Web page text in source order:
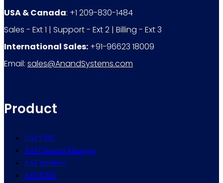
USA & Canada: +1 209-830-1484
Sales - Ext 1 | Support - Ext 2 | Billing - Ext 3
International Sales: +91-96623 18009
Email: sales@AnandSystems.com
Product
ASI PMS
ASI Channel Manager
ASI WebRes
ASI RMS